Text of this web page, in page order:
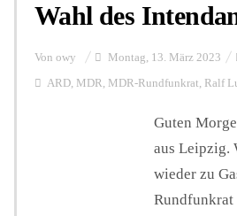
Wahl des
Von owy Montag, 13. März 2023
ARD, MDR, MDR-Rundfunkrat, Ralf
Guten
aus Leipzig.
wieder zu
Rundfunkrat